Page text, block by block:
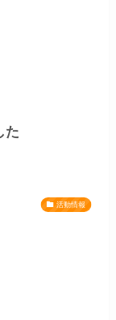
た
活動情報